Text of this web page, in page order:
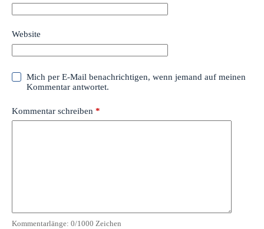
Website
Mich per E-Mail benachrichtigen, wenn jemand auf meinen
Kommentar antwortet.
Kommentar schreiben *
Kommentarlänge: 0/1000 Zeichen